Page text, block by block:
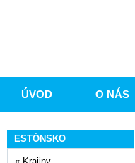
ÚVOD O NÁS
ESTÓNSKO